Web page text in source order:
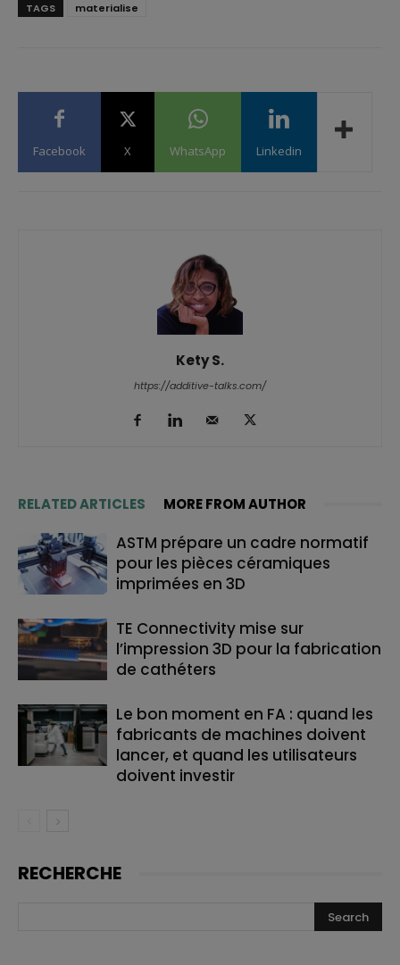
TAGS materialise
Facebook X WhatsApp Linkedin
Kety S.
https://additive-talks.com/
RELATED ARTICLES MORE FROM AUTHOR
ASTM prépare un cadre normatif
pour les pièces céramiques
imprimées en 3D
TE Connectivity mise sur
l’impression 3D pour la fabrication
de cathéters
Le bon moment en FA : quand les
fabricants de machines doivent
lancer, et quand les utilisateurs
doivent investir
RECHERCHE